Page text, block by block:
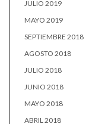
JULIO 2019
MAYO 2019
SEPTIEMBRE 2018
AGOSTO 2018
JULIO 2018
JUNIO 2018
MAYO 2018
ABRIL 2018